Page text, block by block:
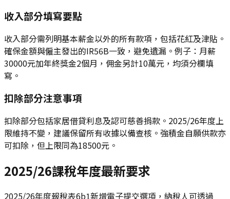
收入部分填寫要點
收入部分需列明基本薪金以外的所有款項，包括花紅及津貼。
確保金額與僱主發出的IR56B一致，避免遺漏。例子：月薪
30000元加年終獎金2個月，佣金另計10萬元，均須分欄填
寫。
扣除部分注意事項
扣除部分包括家居借貸利息及認可慈善捐款。2025/26年度上
限維持不變，建議保留所有收據以備查核。強積金自願供款亦
可扣除，但上限同為18500元。
2025/26課稅年度最新要求
2025/26年度報稅表6b1新增電子提交選項，納稅人可透過